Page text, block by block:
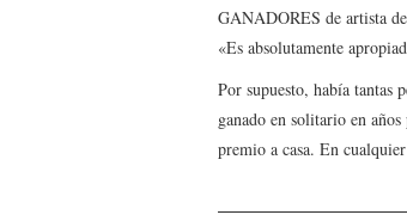
GANADORES de artista
«Es absolutamente
Por supuesto, había tantas
ganado en solitario en
premio a casa. En